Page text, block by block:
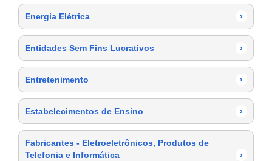
Energia Elétrica ›
Entidades Sem Fins Lucrativos ›
Entretenimento ›
Estabelecimentos de Ensino ›
Fabricantes - Eletroeletrônicos, Produtos de
Telefonia e Informática
›